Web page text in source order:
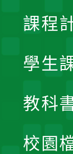
課程
學生
教科
校園